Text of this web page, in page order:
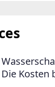
Die Kosten